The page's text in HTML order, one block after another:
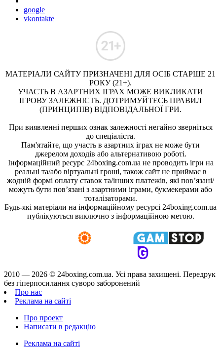
google
vkontakte
МАТЕРІАЛИ САЙТУ ПРИЗНАЧЕНІ ДЛЯ ОСІБ СТАРШЕ 21
РОКУ (21+).
УЧАСТЬ В АЗАРТНИХ ІГРАХ МОЖЕ ВИКЛИКАТИ
ІГРОВУ ЗАЛЕЖНІСТЬ. ДОТРИМУЙТЕСЬ ПРАВИЛ
(ПРИНЦИПІВ) ВІДПОВІДАЛЬНОЇ ГРИ.
При виявленні перших ознак залежності негайно зверніться
до спеціаліста.
Пам'ятайте, що участь в азартних іграх не може бути
джерелом доходів або альтернативою роботі.
Інформаційний ресурс 24boxing.com.ua не проводить ігри на
реальні та/або віртуальні гроші, також сайт не приймає в
жодній формі оплату ставок та/інших платежів, які пов’язані/
можуть бути пов’язані з азартними іграми, букмекерами або
тоталізаторами.
Будь-які матеріали на інформаційному ресурсі 24boxing.com.ua
публікуються виключно з інформаційною метою.
2010 — 2026 © 24boxing.com.ua. Усi права захищенi. Передрук
без гіперпосилання суворо заборонений
Про нас
Реклама на сайті
Про проект
Написати в редакцію
Реклама на сайті